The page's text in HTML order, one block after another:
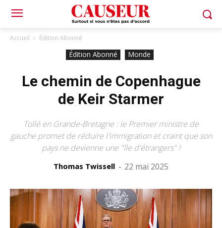
Accueil Édition Abonné
Édition Abonné Monde
Le chemin de Copenhague
de Keir Starmer
Tollé en Grande-Bretagne : le Premier ministre de
gauche promet de réduire l'immigration et craint que son
pays ne devienne une "île d'étrangers" !
Thomas Twissell - 22 mai 2025